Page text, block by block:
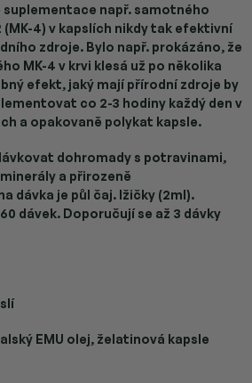
suplementace např. samotného
4) v kapslích nikdy tak efektivní
zdroje. Bylo např. prokázáno, že
MK-4 v krvi klesá už po několika
efekt, jaký mají přírodní zdroje by
co 2-3 hodiny každý den v
a opakovaně polykat kapsle.
dohromady s potravinami,
a přirozeně
dávka je půl čaj. lžičky (2ml).
dávek. Doporučují se až 3 dávky
EMU olej, želatinová kapsle